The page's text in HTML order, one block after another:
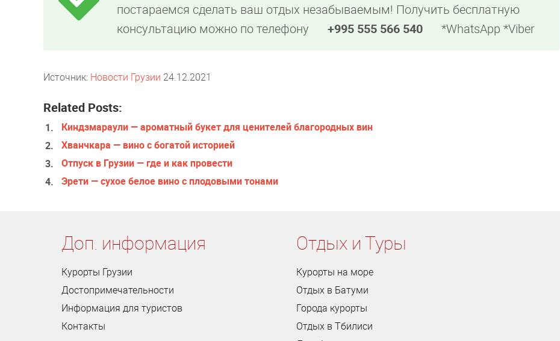
постараемся сделать ваш отдых незабываемым! Получить бесплатную
консультацию можно по телефону
+995 555 566 540 *WhatsApp *Viber
Источник: Новости Грузии 24.12.2021
Related Posts:
Киндзмараули — ароматный букет для ценителей благородных вин
Хванчкара — вино с богатой историей
Отпуск в Грузии — где и как провести
Эрети — сухое белое вино с плодовыми тонами
Доп. информация
Курорты Грузии
Достопримечательности
Информация для туристов
Контакты
Отдых и Туры
Курорты на море
Отдых в Батуми
Города курорты
Отдых в Тбилиси